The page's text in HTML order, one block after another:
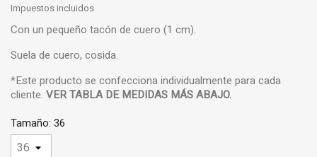
Impuestos incluidos
Con un pequeño tacón de cuero (1 cm).
Suela de cuero, cosida.
*Este producto se confecciona individualmente para cada
cliente. VER TABLA DE MEDIDAS MÁS ABAJO.
Tamaño: 36